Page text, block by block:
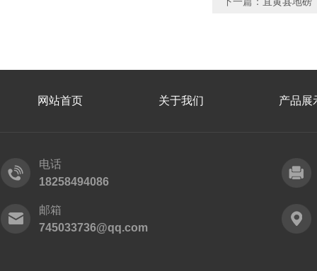
网站首页 关于我们 产品展
电话
18258494086
邮箱
745033736@qq.com